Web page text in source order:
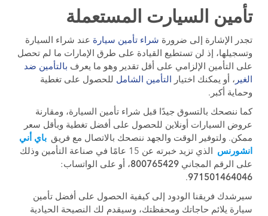
تأمين السيارت المستعملة
تجدر الإشارة إلى ضرورة شراء تأمين سيارة عند شراء السيارة
وتسجيلها، إذ لن تستطيع القيادة على طرق الإمارات ما لم تحصل
على التأمين الإلزامي على أقل تقدير وهو ما يعرف بالتأمين ضد
الغير ، أو يمكنك اختيار التأمين الشامل للحصول على تغطية
وحماية أكبر.
كما ننصحك بالتسوق جيدًا قبل شراء تأمين السيارة، ومقارنة
عروض السيارات أونلاين للحصول على أفضل تغطية وبأقل سعر
ممكن. ولتوفير الوقت والجهد ننصحك بالاتصال مع فريق باي أني
انشورنس
الذي تزيد خبرته عن 15 عامًا في صناعة التأمين وذلك
على الرقم المجاني800765429، أو على الواتساب:
971501464046
.
سيرشدك فريقنا الودود إلى كيفية الحصول على أفضل تأمين
سيارة يلائم حاجاتك ومحفظتك، وسيقدم لك النصيحة الحيادية